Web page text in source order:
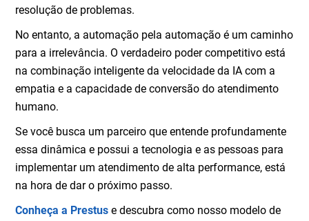
resolução de problemas.
No entanto, a automação pela automação é um caminho
para a irrelevância. O verdadeiro poder competitivo está
na combinação inteligente da velocidade da IA com a
empatia e a capacidade de conversão do atendimento
humano.
Se você busca um parceiro que entende profundamente
essa dinâmica e possui a tecnologia e as pessoas para
implementar um atendimento de alta performance, está
na hora de dar o próximo passo.
Conheça a Prestus e descubra como nosso modelo de